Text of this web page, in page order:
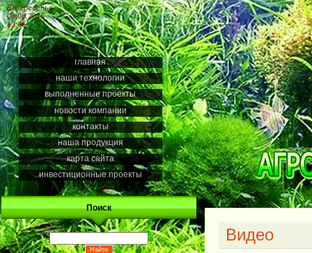
Воскресенье
09.08.2026
13:46
главная
наши технологии
выполненные проекты
новости компании
контакты
наша продукция
карта сайта
инвестиционные проекты
Поиск
Видео